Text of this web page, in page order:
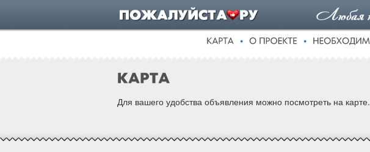
Для вашего удобства объявления можно посмотреть на карте.